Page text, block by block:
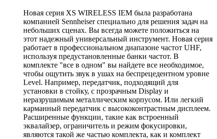
Новая серия XS WIRELESS IEM была разработана
компанией Sennheiser специально для решения задач на
небольших сценах. Вы всегда можете положиться на
этот надежный универсальный инструмент. Новая серия
работает в профессиональном диапазоне частот UHF,
используя предустановленные банки частот. В
комплекте "все в одном" вы найдете все необходимое,
чтобы ощутить звук в ушах на беспрецедентном уровне
Level. Например, передатчик, подходящий для
установки в стойку, с прозрачным Display и
неразрушимым металлическим корпусом. Или легкий
карманный передатчик с высококонтрастным дисплеем.
Расширенные функции, такие как встроенный
эквалайзер, ограничитель и режим фокусировки,
являются такой же частью комплекта, как и комплект